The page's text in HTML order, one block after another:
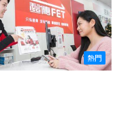
熱門